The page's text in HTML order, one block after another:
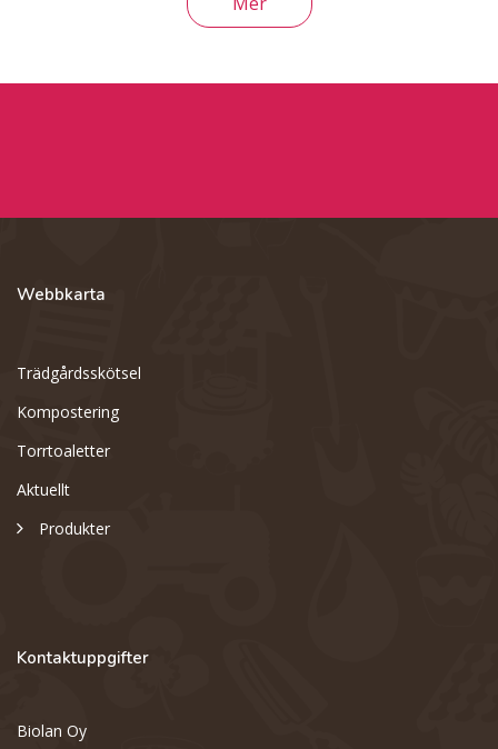
Webbkarta
Trädgårdsskötsel
Kompostering
Torrtoaletter
Aktuellt
Produkter
Kontaktuppgifter
Biolan Oy